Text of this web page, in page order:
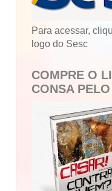
Para acessar,
logo do Sesc
COMPRE O
CONSA